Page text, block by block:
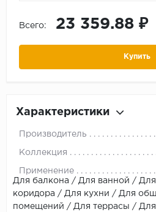
Всего: 23 359.88 ₽
Купить
Характеристики
Производитель
Коллекция
Применение
Для балкона / Для ванной /
коридора / Для кухни / Для
помещений / Для террасы /